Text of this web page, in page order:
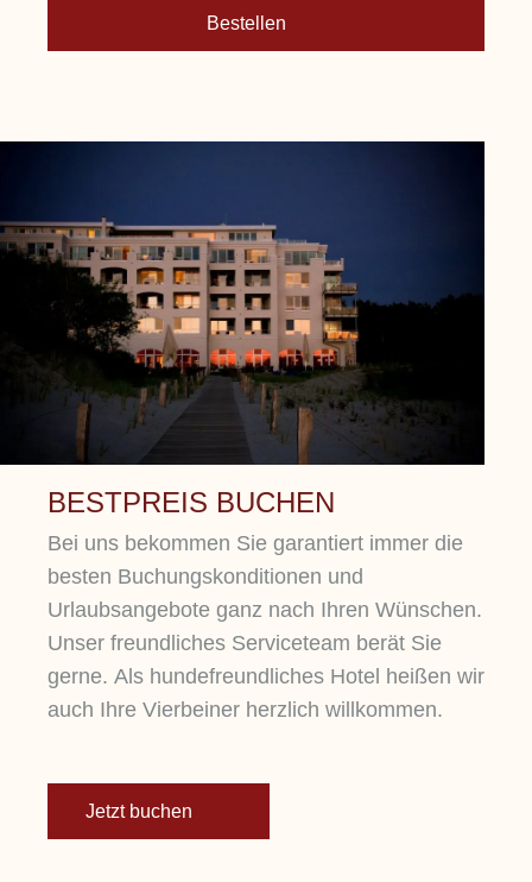
Bestellen
BESTPREIS BUCHEN
Bei uns bekommen Sie garantiert immer die
besten Buchungskonditionen und
Urlaubsangebote ganz nach Ihren Wünschen.
Unser freundliches Serviceteam berät Sie
gerne. Als hundefreundliches Hotel heißen wir
auch Ihre Vierbeiner herzlich willkommen.
Jetzt buchen